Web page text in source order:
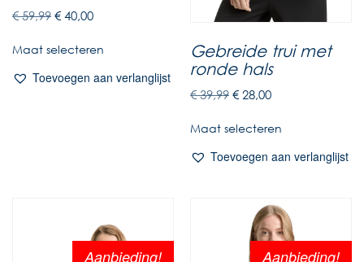
€59,99 € 40,00
Maat selecteren
Toevoegen aan verlanglijst
Gebreide trui met
ronde hals
€39,99 € 28,00
Maat selecteren
Toevoegen aan verlanglijst
Aanbieding! Aanbieding!